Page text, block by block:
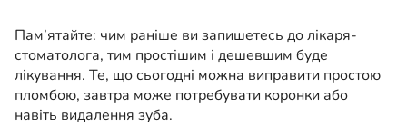
Пам’ятайте: чим раніше ви запишетесь до лікаря-
стоматолога, тим простішим і дешевшим буде
лікування. Те, що сьогодні можна виправити простою
пломбою, завтра може потребувати коронки або
навіть видалення зуба.